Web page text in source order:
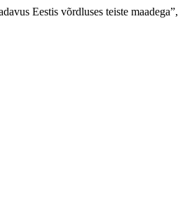
Eestis võrdluses teiste maadega”,